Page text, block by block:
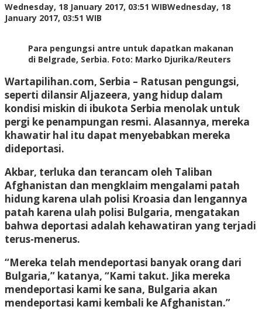
Wednesday, 18 January 2017, 03:51 WIBWednesday, 18
January 2017, 03:51 WIB
Para pengungsi antre untuk dapatkan makanan
di Belgrade, Serbia. Foto: Marko Djurika/Reuters
Wartapilihan.com, Serbia – Ratusan pengungsi,
seperti dilansir Aljazeera, yang hidup dalam
kondisi miskin di ibukota Serbia menolak untuk
pergi ke penampungan resmi. Alasannya, mereka
khawatir hal itu dapat menyebabkan mereka
dideportasi.
Akbar, terluka dan terancam oleh Taliban
Afghanistan dan mengklaim mengalami patah
hidung karena ulah polisi Kroasia dan lengannya
patah karena ulah polisi Bulgaria, mengatakan
bahwa deportasi adalah kehawatiran yang terjadi
terus-menerus.
“Mereka telah mendeportasi banyak orang dari
Bulgaria,” katanya, “Kami takut. Jika mereka
mendeportasi kami ke sana, Bulgaria akan
mendeportasi kami kembali ke Afghanistan.”